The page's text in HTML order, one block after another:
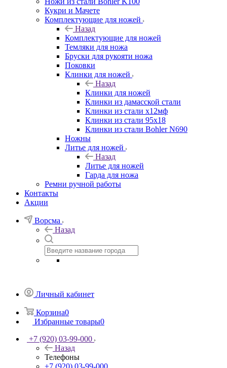
Кукри и Мачете
Комплектующие для ножей
Назад
Комплектующие для ножей
Темляки для ножа
Бруски для рукояти ножа
Поковки
Клинки для ножей
Назад
Клинки для ножей
Клинки из дамасской стали
Клинки из стали х12мф
Клинки из стали 95х18
Клинки из стали Bohler N690
Ножны
Литье для ножей
Назад
Литье для ножей
Гарда для ножа
Ремни ручной работы
Контакты
Акции
Ворсма
Назад
Личный кабинет
Корзина0
Избранные товары0
+7 (920) 03-99-000
Назад
Телефоны
+7 (920) 03-99-000